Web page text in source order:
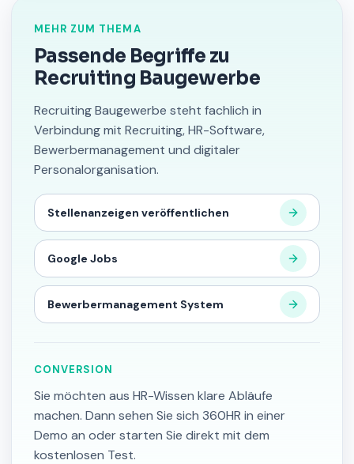
MEHR ZUM THEMA
Passende Begriffe zu
Recruiting Baugewerbe
Recruiting Baugewerbe steht fachlich in
Verbindung mit Recruiting, HR-Software,
Bewerbermanagement und digitaler
Personalorganisation.
Stellenanzeigen veröffentlichen
Google Jobs
Bewerbermanagement System
CONVERSION
Sie möchten aus HR-Wissen klare Abläufe
machen. Dann sehen Sie sich 360HR in einer
Demo an oder starten Sie direkt mit dem
kostenlosen Test.